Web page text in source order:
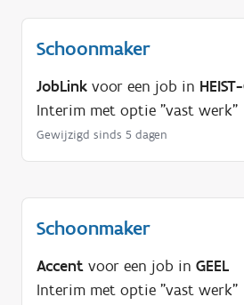
Schoonmaker
JobLink voor een job in
Interim met optie "vast werk"
Gewijzigd sinds 5 dagen
Schoonmaker
Accent voor een job in GEEL
Interim met optie "vast werk"